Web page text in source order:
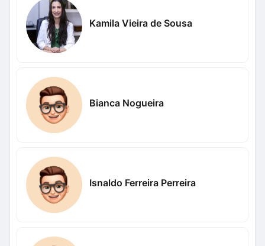
Kamila Vieira de Sousa
Bianca Nogueira
Isnaldo Ferreira Perreira